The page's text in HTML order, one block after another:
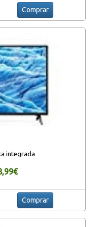
Comprar
integrada
Comprar